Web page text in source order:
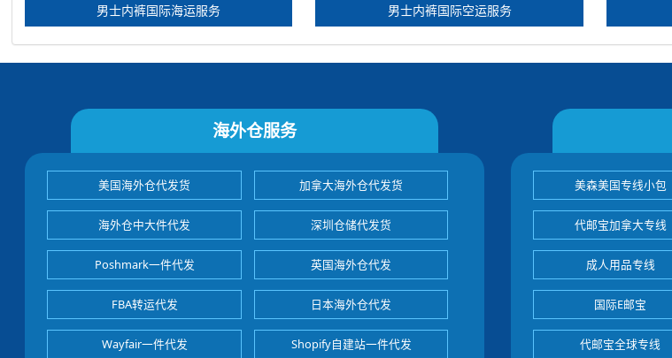
男士内裤国际海运服务 男士内裤国际空运服务
海外仓服务
美国海外仓代发货 加拿大海外仓代发货
海外仓中大件代发 深圳仓储代发货
Poshmark一件代发 英国海外仓代发
FBA转运代发 日本海外仓代发
Wayfair一件代发 Shopify自建站一件代发
美森美国专线小包
代邮宝加拿大专线
成人用品专线
国际E邮宝
代邮宝全球专线